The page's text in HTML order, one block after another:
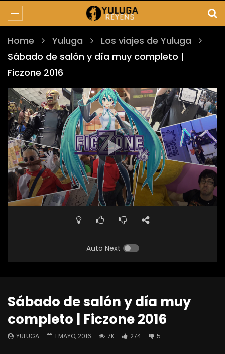
Home Yuluga
Los viajes de Yuluga
Sábado de salón y día muy completo |
Ficzone 2016
Auto Next
Sábado de salón y día muy
completo | Ficzone 2016
YULUGA 1 MAYO, 2016 7K 274 5